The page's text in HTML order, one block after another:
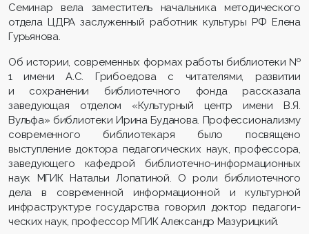
Семинар вела заместитель начальника методического
отдела ЦДРА заслуженный работник культуры РФ Елена
Гурьянова.
Об истории, современных формах работы библиотеки №
1 имени А.С. Грибоедова с читателями, развитии
и сохранении библиотечного фонда рассказала
заведующая отделом «Культурный центр имени В.Я.
Вульфа» библиотеки Ирина Буданова. Профессионализму
современного библи­отекаря было посвящено
выступление доктора педагогических наук, профессора,
заве­дую­щего кафедрой библиотечно-информационных
наук МГИК Натальи Лопатиной. О роли библиотечного
дела в современной информационной и культурной
инфраструк­туре государства говорил доктор педа­гоги­
ческих наук, профессор МГИК Александр Мазурицкий.